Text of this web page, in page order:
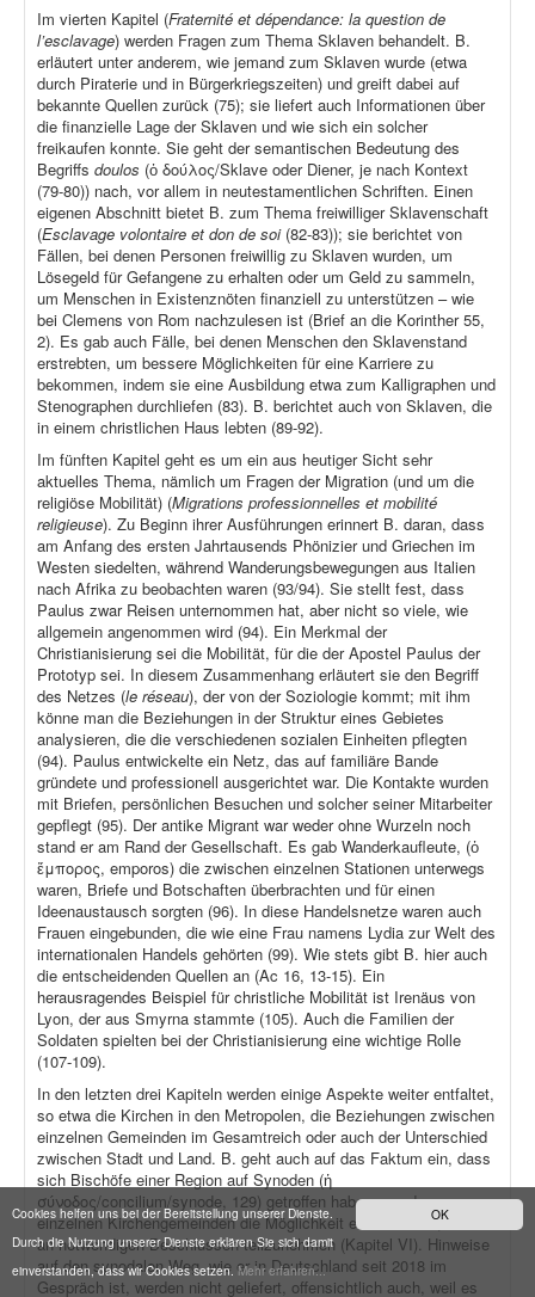
OK
Cookies helfen uns bei der Bereitstellung unserer Dienste.
Durch die Nutzung unserer Dienste erklären Sie sich damit
einverstanden, dass wir Cookies setzen. Mehr erfahren...
Im vierten Kapitel (Fraternité et dépendance: la question de
l’esclavage) werden Fragen zum Thema Sklaven behandelt. B.
erläutert unter anderem, wie jemand zum Sklaven wurde (etwa
durch Piraterie und in Bürgerkriegszeiten) und greift dabei auf
bekannte Quellen zurück (75); sie liefert auch Informationen über
die finanzielle Lage der Sklaven und wie sich ein solcher
freikaufen konnte. Sie geht der semantischen Bedeutung des
Begriffs doulos (ὁ δούλος/Sklave oder Diener, je nach Kontext
(79-80)) nach, vor allem in neutestamentlichen Schriften. Einen
eigenen Abschnitt bietet B. zum Thema freiwilliger Sklavenschaft
(Esclavage volontaire et don de soi(82-83)); sie berichtet von
Fällen, bei denen Personen freiwillig zu Sklaven wurden, um
Lösegeld für Gefangene zu erhalten oder um Geld zu sammeln,
um Menschen in Existenznöten finanziell zu unterstützen – wie
bei Clemens von Rom nachzulesen ist (Brief an die Korinther 55,
2). Es gab auch Fälle, bei denen Menschen den Sklavenstand
erstrebten, um bessere Möglichkeiten für eine Karriere zu
bekommen, indem sie eine Ausbildung etwa zum Kalligraphen und
Stenographen durchliefen (83). B. berichtet auch von Sklaven, die
in einem christlichen Haus lebten (89-92).
Im fünften Kapitel geht es um ein aus heutiger Sicht sehr
aktuelles Thema, nämlich um Fragen der Migration (und um die
religiöse Mobilität) (Migrations professionnelles et mobilité
religieuse). Zu Beginn ihrer Ausführungen erinnert B. daran, dass
am Anfang des ersten Jahrtausends Phönizier und Griechen im
Westen siedelten, während Wanderungsbewegungen aus Italien
nach Afrika zu beobachten waren (93/94). Sie stellt fest, dass
Paulus zwar Reisen unternommen hat, aber nicht so viele, wie
allgemein angenommen wird (94). Ein Merkmal der
Christianisierung sei die Mobilität, für die der Apostel Paulus der
Prototyp sei. In diesem Zusammenhang erläutert sie den Begriff
des Netzes (le réseau), der von der Soziologie kommt; mit ihm
könne man die Beziehungen in der Struktur eines Gebietes
analysieren, die die verschiedenen sozialen Einheiten pflegten
(94). Paulus entwickelte ein Netz, das auf familiäre Bande
gründete und professionell ausgerichtet war. Die Kontakte wurden
mit Briefen, persönlichen Besuchen und solcher seiner Mitarbeiter
gepflegt (95). Der antike Migrant war weder ohne Wurzeln noch
stand er am Rand der Gesellschaft. Es gab Wanderkaufleute, (ὁ
ἔμπορος, emporos) die zwischen einzelnen Stationen unterwegs
waren, Briefe und Botschaften überbrachten und für einen
Ideenaustausch sorgten (96). In diese Handelsnetze waren auch
Frauen eingebunden, die wie eine Frau namens Lydia zur Welt des
internationalen Handels gehörten (99). Wie stets gibt B. hier auch
die entscheidenden Quellen an (Ac 16, 13-15). Ein
herausragendes Beispiel für christliche Mobilität ist Irenäus von
Lyon, der aus Smyrna stammte (105). Auch die Familien der
Soldaten spielten bei der Christianisierung eine wichtige Rolle
(107-109).
In den letzten drei Kapiteln werden einige Aspekte weiter entfaltet,
so etwa die Kirchen in den Metropolen, die Beziehungen zwischen
einzelnen Gemeinden im Gesamtreich oder auch der Unterschied
zwischen Stadt und Land. B. geht auch auf das Faktum ein, dass
sich Bischöfe einer Region auf Synoden (ἡ
σύνοδος/concilium/synode, 129) getroffen haben, um den
einzelnen Kirchengemeinden die Möglichkeit einzuräumen, effektiv
an notwendigen Beschlüssen teilzunehmen (Kapitel VI). Hinweise
auf den synodalen Weg, wie er in Deutschland seit 2018 im
Gespräch ist, werden nicht geliefert, offensichtlich auch, weil es